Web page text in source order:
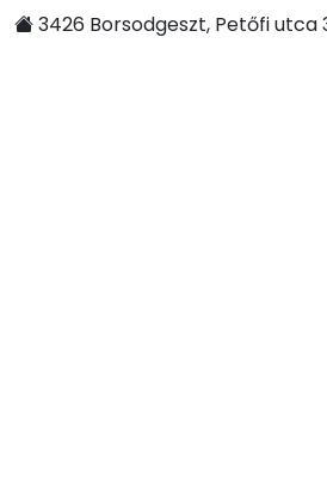
3426 Borsodgeszt, Petőfi utca